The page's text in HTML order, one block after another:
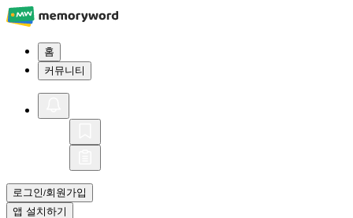
홈
커뮤니티
로그인/회원가입
앱 설치하기